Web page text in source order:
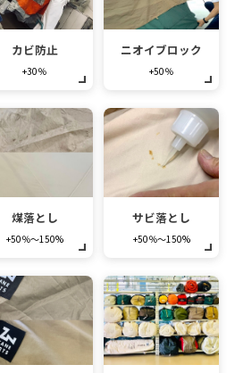
カビ防止
+30％
ニオイブロック
+50％
煤落とし
+50％～150%
サビ落とし
+50％～150%